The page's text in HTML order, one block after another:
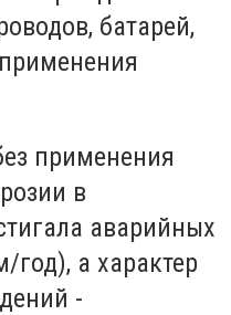
батарей,
применения
в
аварийных
а характер
-